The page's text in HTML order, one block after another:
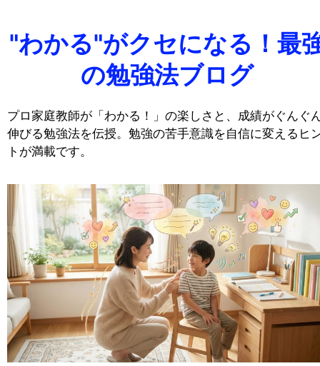
content
"わかる"がクセになる！最
の勉強法ブログ
プロ家庭教師が「わかる！」の楽しさと、成績がぐんぐ
伸びる勉強法を伝授。勉強の苦手意識を自信に変えるヒ
トが満載です。